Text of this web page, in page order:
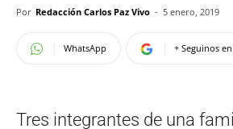
Por Redacción Carlos Paz Vivo - 5 enero, 2019
WhatsApp + Seguinos
Tres integrantes de una